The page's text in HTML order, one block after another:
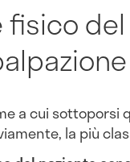
fisico
a cui sottoporsi
la più